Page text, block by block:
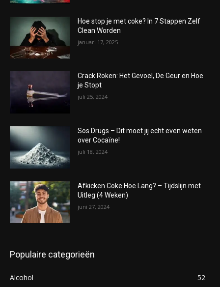
Hoe stop je met coke? In 7 Stappen Zelf
Clean Worden
januari 17, 2025
Crack Roken: Het Gevoel, De Geur en Hoe
je Stopt
juli 25, 2024
Sos Drugs – Dit moet jij echt even weten
over Cocaïne!
juli 18, 2024
Afkicken Coke Hoe Lang? – Tijdslijn met
Uitleg (4 Weken)
juni 27, 2024
Populaire categorieën
Alcohol
52